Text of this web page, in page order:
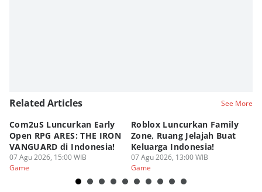
Related Articles See More
Com2uS Luncurkan Early
Open RPG ARES: THE IRON
VANGUARD di Indonesia!
07 Agu 2026, 15:00 WIB
Game
Roblox Luncurkan Family
Zone, Ruang Jelajah Buat
Keluarga Indonesia!
07 Agu 2026, 13:00 WIB
Game